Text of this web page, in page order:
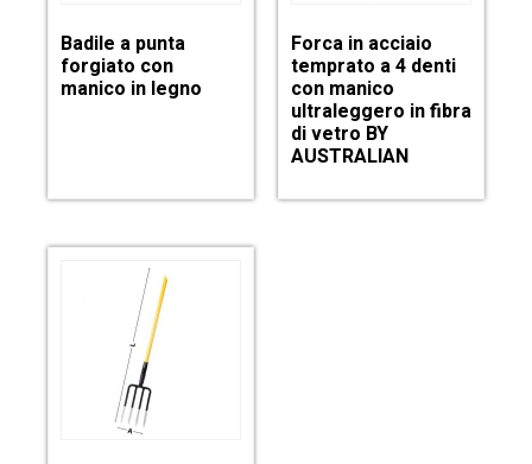
Badile a punta
forgiato con
manico in legno
Forca in acciaio
temprato a 4 denti
con manico
ultraleggero in fibra
di vetro BY
AUSTRALIAN